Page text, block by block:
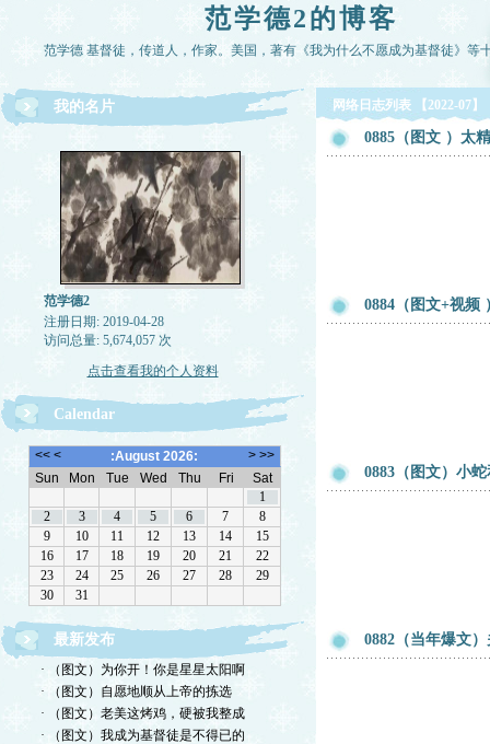
范学德2的博客
范学德 基督徒，传道人，作家。美国，著有《我为什么不愿成为基督徒》等
我的名片
范学德2
注册日期: 2019-04-28
访问总量: 5,674,057 次
点击查看我的个人资料
Calendar
最新发布
· （图文）为你开！你是星星太阳啊
· （图文）自愿地顺从上帝的拣选
· （图文）老美这烤鸡，硬被我整成
· （图文）我成为基督徒是不得已的
网络日志列表 【2022-07】
0885（图文 ）太
0884（图文+视频
0883（图文）小
0882（当年爆文